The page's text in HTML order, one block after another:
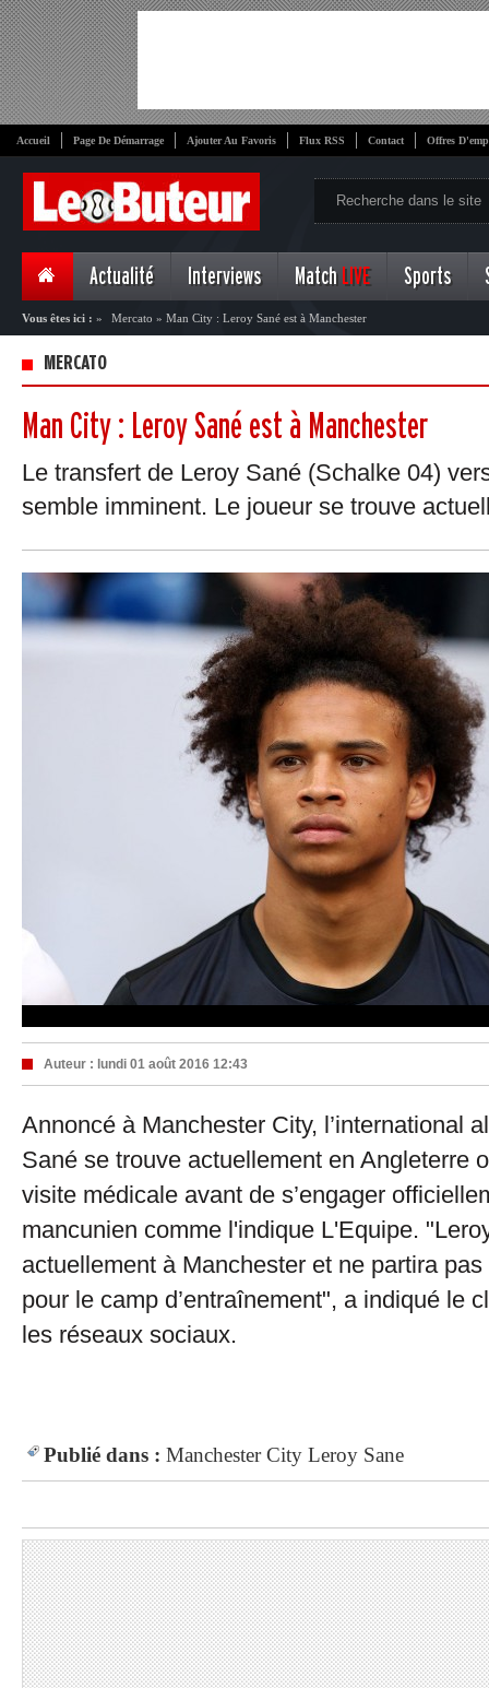
Accueil Page De Démarrage Ajouter Au Favoris Flux RSS Contact Offres
Actualité Interviews Match LIVE Sports
Vous êtes ici : » Mercato » Man City : Leroy Sané est à Manchester
MERCATO
Man City : Leroy Sané est à Manchester
Le transfert de Leroy Sané (Schalke 04)
semble imminent. Le joueur se trouve
Auteur : lundi 01 août 2016 12:43
Annoncé à Manchester City, l’international
Sané se trouve actuellement en Angleterre
visite médicale avant de s’engager
mancunien comme l'indique L'Equipe.
actuellement à Manchester et ne partira
pour le camp d’entraînement", a indiqué le
les réseaux sociaux.
Publié dans : Manchester City Leroy Sane